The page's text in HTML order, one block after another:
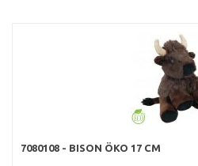
7080108 - BISON ÖKO 17 CM